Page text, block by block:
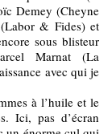
Demey (Cheyne
& Fides) et
sous blisteur
Marnat (La
avec qui je
à l’huile et le
Ici, pas d’écran